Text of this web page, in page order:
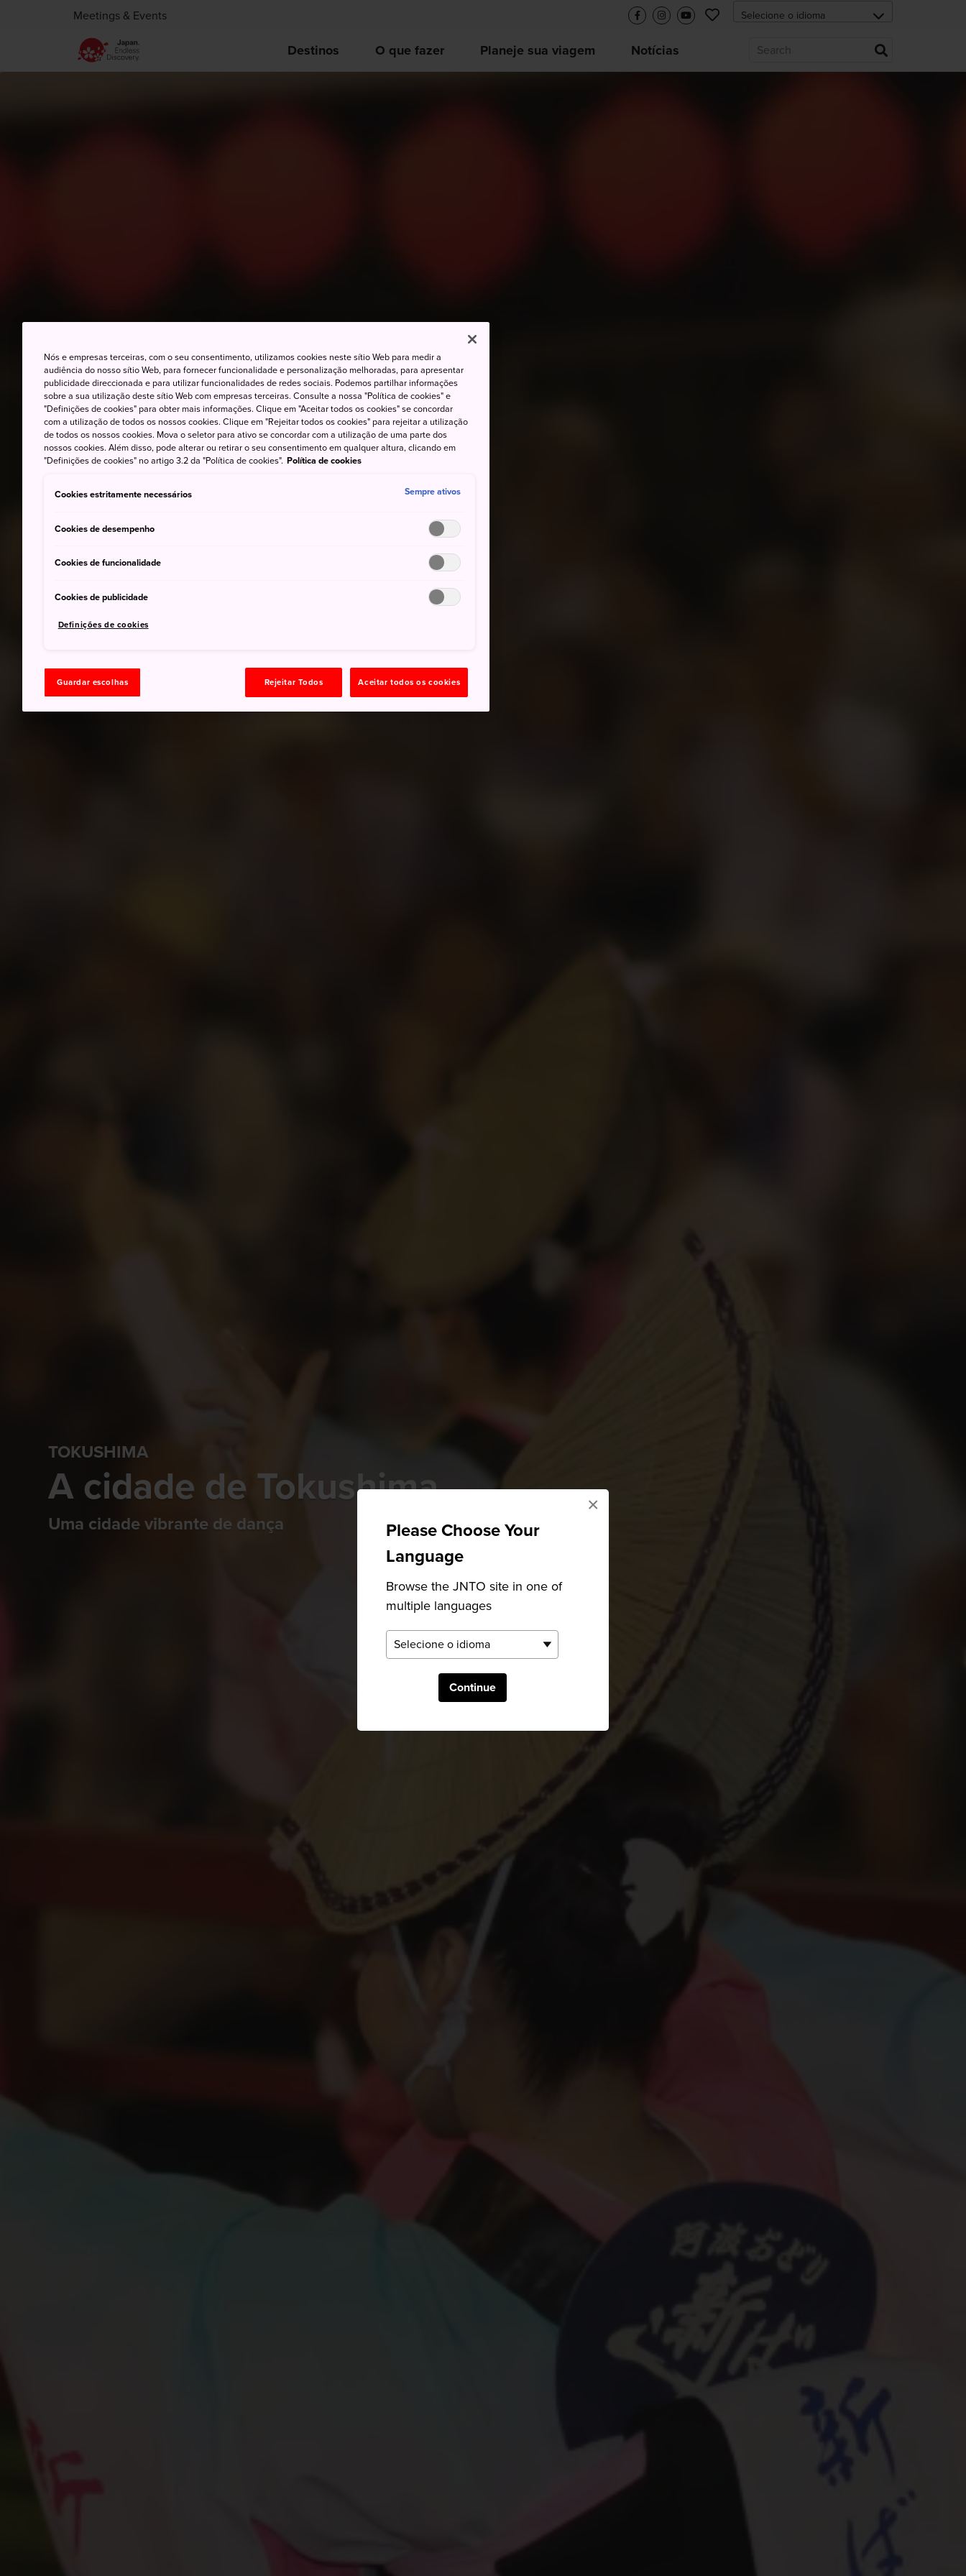
Please Choose Your
Language
Browse the JNTO site in one of
multiple languages
Continue
×
Meetings & Events
Destinos O que fazer Planeje sua viagem Notícias
TOKUSHIMA
A cidade de Tokushima
Uma cidade vibrante de dança
Nós e empresas terceiras, com o seu consentimento, utilizamos cookies neste sítio Web para medir a
audiência do nosso sítio Web, para fornecer funcionalidade e personalização melhoradas, para apresentar
publicidade direccionada e para utilizar funcionalidades de redes sociais. Podemos partilhar informações
sobre a sua utilização deste sítio Web com empresas terceiras. Consulte a nossa "Política de cookies" e
"Definições de cookies" para obter mais informações. Clique em "Aceitar todos os cookies" se concordar
com a utilização de todos os nossos cookies. Clique em "Rejeitar todos os cookies" para rejeitar a utilização
de todos os nossos cookies. Mova o seletor para ativo se concordar com a utilização de uma parte dos
nossos cookies. Além disso, pode alterar ou retirar o seu consentimento em qualquer altura, clicando em
"Definições de cookies" no artigo 3.2 da "Política de cookies". Política de cookies
Cookies estritamente necessários Sempre ativos
Cookies de desempenho
Cookies de funcionalidade
Cookies de publicidade
Definições de cookies
Guardar escolhas Rejeitar Todos Aceitar todos os cookies